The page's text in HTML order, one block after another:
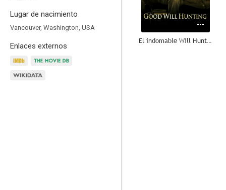
Lugar de nacimiento
Vancouver, Washington, USA
Enlaces externos
El indomable Will Hunting